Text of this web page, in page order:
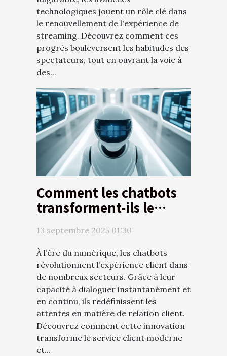
technologiques jouent un rôle clé dans
le renouvellement de l'expérience de
streaming. Découvrez comment ces
progrès bouleversent les habitudes des
spectateurs, tout en ouvrant la voie à
des...
Comment les chatbots
transforment-ils le
service client moderne ?
13 septembre 2025 01:30
À l’ère du numérique, les chatbots
révolutionnent l’expérience client dans
de nombreux secteurs. Grâce à leur
capacité à dialoguer instantanément et
en continu, ils redéfinissent les
attentes en matière de relation client.
Découvrez comment cette innovation
transforme le service client moderne
et...